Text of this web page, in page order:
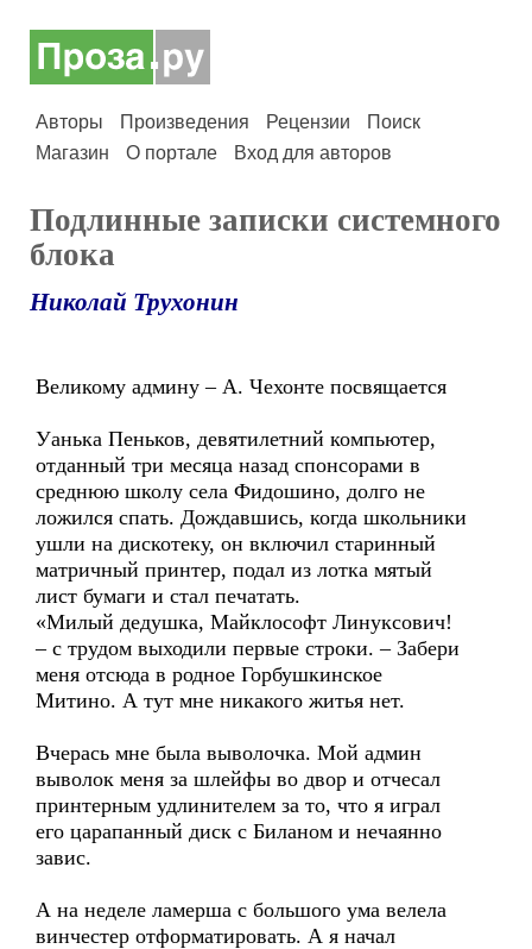
Авторы Произведения Рецензии
Поиск
Магазин
О портале Вход для авторов
Подлинные записки системного
блока
Николай Трухонин
Великому админу – А. Чехонте посвящается
Уанька Пеньков, девятилетний компьютер,
отданный три месяца назад спонсорами в
среднюю школу села Фидошино, долго не
ложился спать. Дождавшись, когда школьники
ушли на дискотеку, он включил старинный
матричный принтер, подал из лотка мятый
лист бумаги и стал печатать.
«Милый дедушка, Майклософт Линуксович!
– с трудом выходили первые строки. – Забери
меня отсюда в родное Горбушкинское
Митино. А тут мне никакого житья нет.
Вчерась мне была выволочка. Мой админ
выволок меня за шлейфы во двор и отчесал
принтерным удлинителем за то, что я играл
его царапанный диск с Биланом и нечаянно
завис.
А на неделе ламерша с большого ума велела
винчестер отформатировать. А я начал